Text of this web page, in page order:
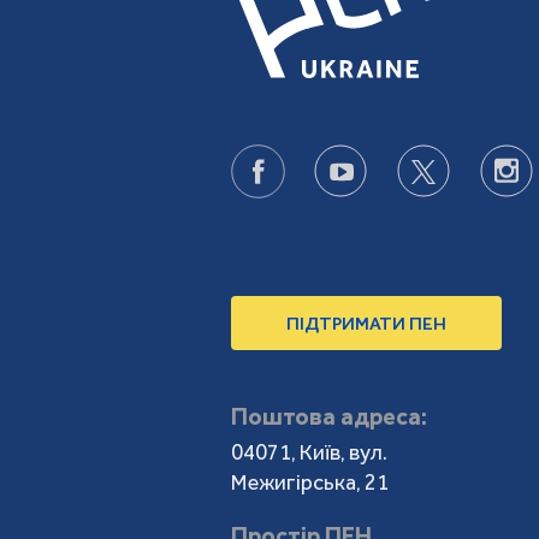
ПІДТРИМАТИ ПЕН
Поштова адреса:
04071, Київ, вул.
Межигірська, 21